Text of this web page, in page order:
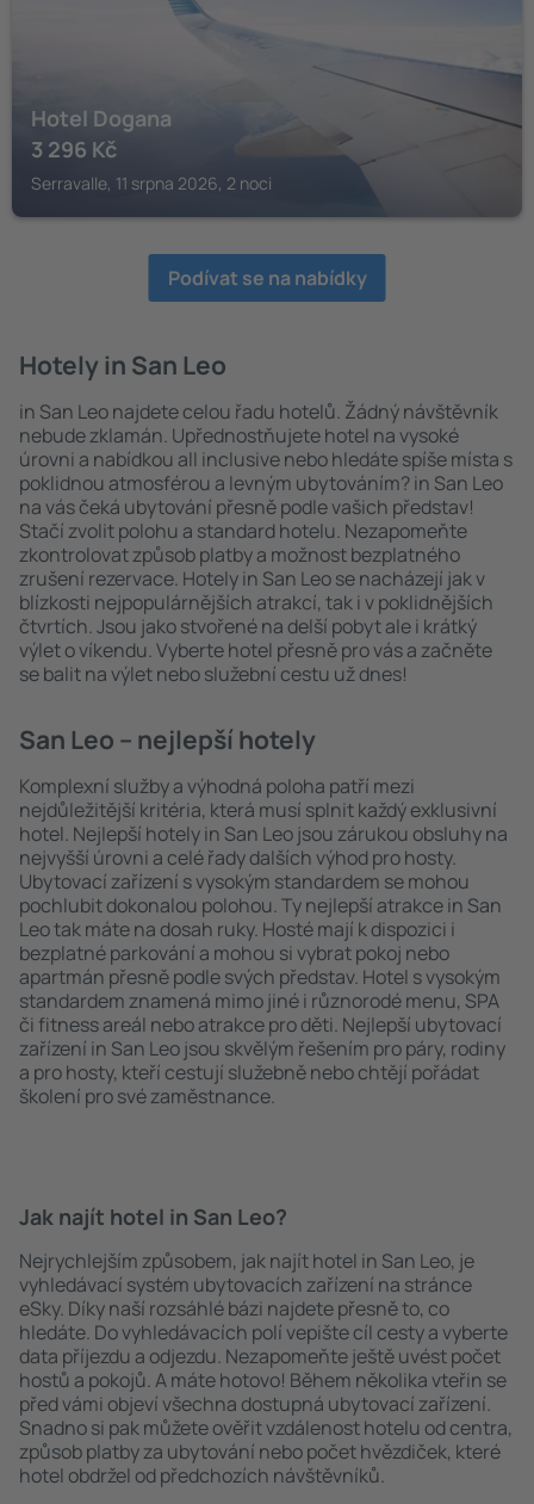
Hotel Dogana
3 296 Kč
Serravalle, 11 srpna 2026, 2 noci
Podívat se na nabídky
Hotely in San Leo
in San Leo najdete celou řadu hotelů. Žádný návštěvník
nebude zklamán. Upřednostňujete hotel na vysoké
úrovni a nabídkou all inclusive nebo hledáte spíše místa s
poklidnou atmosférou a levným ubytováním? in San Leo
na vás čeká ubytování přesně podle vašich představ!
Stačí zvolit polohu a standard hotelu. Nezapomeňte
zkontrolovat způsob platby a možnost bezplatného
zrušení rezervace. Hotely in San Leo se nacházejí jak v
blízkosti nejpopulárnějších atrakcí, tak i v poklidnějších
čtvrtích. Jsou jako stvořené na delší pobyt ale i krátký
výlet o víkendu. Vyberte hotel přesně pro vás a začněte
se balit na výlet nebo služební cestu už dnes!
San Leo – nejlepší hotely
Komplexní služby a výhodná poloha patří mezi
nejdůležitější kritéria, která musí splnit každý exklusivní
hotel. Nejlepší hotely in San Leo jsou zárukou obsluhy na
nejvyšší úrovni a celé řady dalších výhod pro hosty.
Ubytovací zařízení s vysokým standardem se mohou
pochlubit dokonalou polohou. Ty nejlepší atrakce in San
Leo tak máte na dosah ruky. Hosté mají k dispozici i
bezplatné parkování a mohou si vybrat pokoj nebo
apartmán přesně podle svých představ. Hotel s vysokým
standardem znamená mimo jiné i různorodé menu, SPA
či fitness areál nebo atrakce pro děti. Nejlepší ubytovací
zařízení in San Leo jsou skvělým řešením pro páry, rodiny
a pro hosty, kteří cestují služebně nebo chtějí pořádat
školení pro své zaměstnance.
Jak najít hotel in San Leo?
Nejrychlejším způsobem, jak najít hotel in San Leo, je
vyhledávací systém ubytovacích zařízení na stránce
eSky. Díky naší rozsáhlé bázi najdete přesně to, co
hledáte. Do vyhledávacích polí vepište cíl cesty a vyberte
data příjezdu a odjezdu. Nezapomeňte ještě uvést počet
hostů a pokojů. A máte hotovo! Během několika vteřin se
před vámi objeví všechna dostupná ubytovací zařízení.
Snadno si pak můžete ověřit vzdálenost hotelu od centra,
způsob platby za ubytování nebo počet hvězdiček, které
hotel obdržel od předchozích návštěvníků.